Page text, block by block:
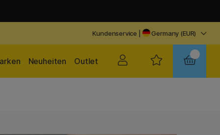
Kundenservice Germany (EUR)
Outlet
Neuheiten